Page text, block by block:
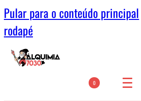
Pular para o conteúdo principal
rodapé
0